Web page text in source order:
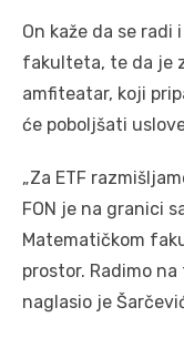
On kaže da se
fakulteta, te da je
amfiteatar, koji
će poboljšati
„Za ETF
FON je na granici
Matematičkom
prostor. Radimo na
naglasio je